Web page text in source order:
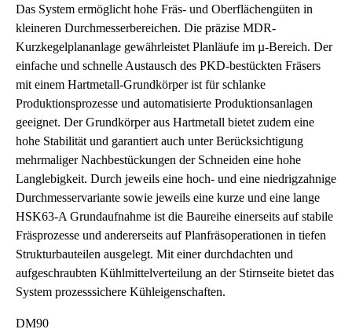
Das System ermöglicht hohe Fräs- und Oberflächengüten in
kleineren Durchmesserbereichen. Die präzise MDR-
Kurzkegelplananlage gewährleistet Planläufe im µ-Bereich. Der
einfache und schnelle Austausch des PKD-bestückten Fräsers
mit einem Hartmetall-Grundkörper ist für schlanke
Produktionsprozesse und automatisierte Produktionsanlagen
geeignet. Der Grundkörper aus Hartmetall bietet zudem eine
hohe Stabilität und garantiert auch unter Berücksichtigung
mehrmaliger Nachbestückungen der Schneiden eine hohe
Langlebigkeit. Durch jeweils eine hoch- und eine niedrigzahnige
Durchmesservariante sowie jeweils eine kurze und eine lange
HSK63-A Grundaufnahme ist die Baureihe einerseits auf stabile
Fräsprozesse und andererseits auf Planfräsoperationen in tiefen
Strukturbauteilen ausgelegt. Mit einer durchdachten und
aufgeschraubten Kühlmittelverteilung an der Stirnseite bietet das
System prozesssichere Kühleigenschaften.
DM90